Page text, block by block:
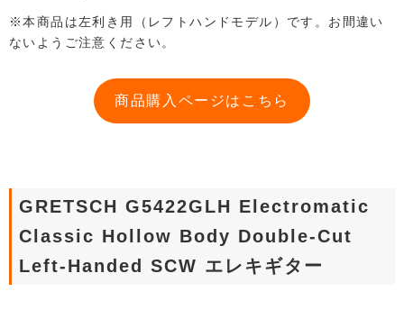
※本商品は左利き用（レフトハンドモデル）です。お間違い
ないようご注意ください。
商品購入ページはこちら
GRETSCH G5422GLH Electromatic
Classic Hollow Body Double-Cut
Left-Handed SCW エレキギター